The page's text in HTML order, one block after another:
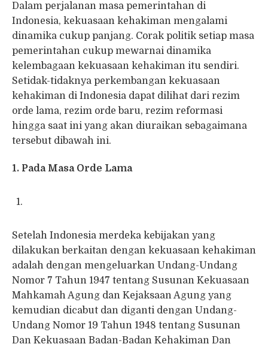
Dalam perjalanan masa pemerintahan di
Indonesia, kekuasaan kehakiman mengalami
dinamika cukup panjang. Corak politik setiap masa
pemerintahan cukup mewarnai dinamika
kelembagaan kekuasaan kehakiman itu sendiri.
Setidak-tidaknya perkembangan kekuasaan
kehakiman di Indonesia dapat dilihat dari rezim
orde lama, rezim orde baru, rezim reformasi
hingga saat ini yang akan diuraikan sebagaimana
tersebut dibawah ini.
1. Pada Masa Orde Lama
Setelah Indonesia merdeka kebijakan yang
dilakukan berkaitan dengan kekuasaan kehakiman
adalah dengan mengeluarkan Undang-Undang
Nomor 7 Tahun 1947 tentang Susunan Kekuasaan
Mahkamah Agung dan Kejaksaan Agung yang
kemudian dicabut dan diganti dengan Undang-
Undang Nomor 19 Tahun 1948 tentang Susunan
Dan Kekuasaan Badan-Badan Kehakiman Dan